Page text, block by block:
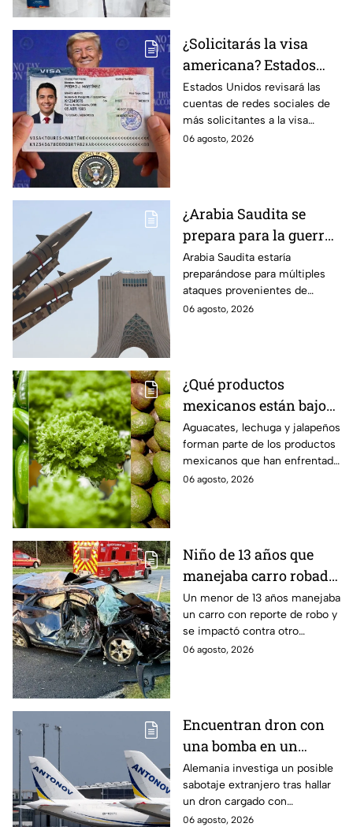
¿Solicitarás la visa
americana? Estados
Unidos revisará las
redes sociales de estos
solicitantes
Estados Unidos revisará las
cuentas de redes sociales de
más solicitantes a la visa
americana.
06 agosto, 2026
¿Arabia Saudita se
prepara para la guerra?
Esperan ataques de
grupos armados de tres
países
Arabia Saudita estaría
preparándose para múltiples
ataques provenientes de
grupos armados de tres países.
06 agosto, 2026
¿Qué productos
mexicanos están bajo
la lupa de Estados
Unidos? Aguacates,
lechuga y jalapeños
encabezan la lista
Aguacates, lechuga y jalapeños
forman parte de los productos
mexicanos que han enfrentado
restricciones o
06 agosto, 2026
Niño de 13 años que
manejaba carro robado
provoca brutal
accidente; hay un
muerto y heridos de
gravedad
Un menor de 13 años manejaba
un carro con reporte de robo y
se impactó contra otro
vehículo en Maryland, Estados
06 agosto, 2026
Encuentran dron con
una bomba en un
aeropuerto de
Alemania: no explotó
por falla técnica
Alemania investiga un posible
sabotaje extranjero tras hallar
un dron cargado con
explosivos en el aeropuerto de
06 agosto, 2026